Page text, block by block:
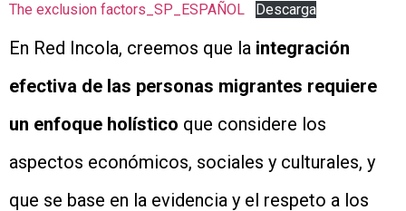
The exclusion factors_SP_ESPAÑOL Descarga
En Red Incola, creemos que la integración
efectiva de las personas migrantes requiere
un enfoque holístico que considere los
aspectos económicos, sociales y culturales, y
que se base en la evidencia y el respeto a los